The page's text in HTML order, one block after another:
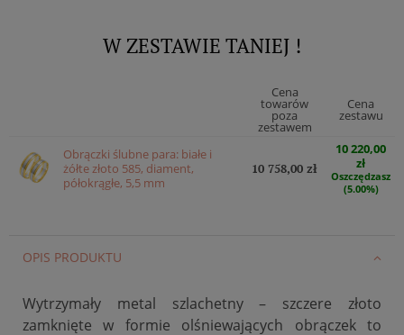
W ZESTAWIE TANIEJ !
Cena
towarów
poza
zestawem
Cena
zestawu
Obrączki ślubne para: białe i
żółte złoto 585, diament,
półokrągłe, 5,5 mm
10 758,00 zł
10 220,00
zł
Oszczędzasz
(5.00%)
OPIS PRODUKTU
Wytrzymały metal szlachetny – szczere złoto
zamknięte w formie olśniewających obrączek to